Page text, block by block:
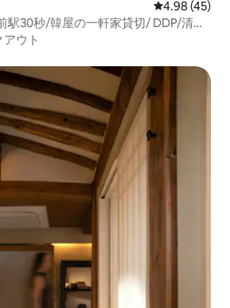
レビュー45
4.98 (45)
駅30秒/韓屋の一軒家貸切/ DDP/清溪
選出/最大5名/
ウト